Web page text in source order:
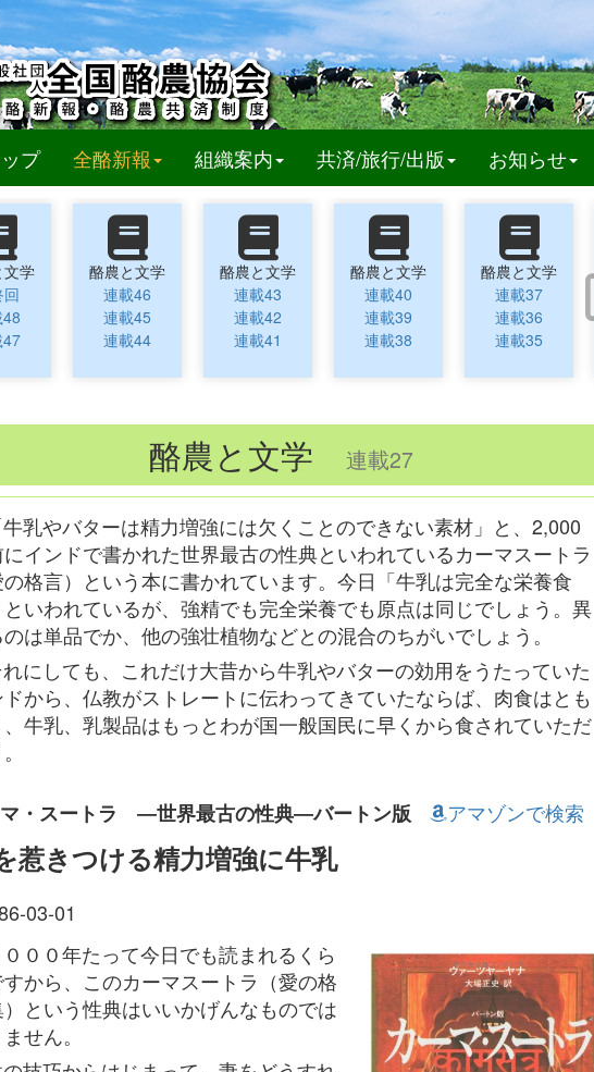
ップ 全酪新報(current)組織案内 共済/旅行/出版 お知らせ
文学
酪農と文学
連載46
連載45
連載44
酪農と文学
連載43
連載42
連載41
酪農と文学
連載40
連載39
連載38
酪農と文学
連載37
連載36
連載35
酪農と文学連載27
牛乳やバターは精力増強には欠くことのできない素材」と、2,000
インドで書かれた世界最古の性典といわれているカーマスートラ
の格言）という本に書かれています。今日「牛乳は完全な栄養食
いわれているが、強精でも完全栄養でも原点は同じでしょう。異
は単品でか、他の強壮植物などとの混合のちがいでしょう。
にしても、これだけ大昔から牛乳やバターの効用をうたっていた
ドから、仏教がストレートに伝わってきていたならば、肉食はとも
牛乳、乳製品はもっとわが国一般国民に早くから食されていただ
・スートラ ―世界最古の性典―バートン版
アマゾンで検索
惹きつける精力増強に牛乳
03-01
０００年たって今日でも読まれるくら
から、このカーマスートラ（愛の格
という性典はいいかげんなものでは
せん。